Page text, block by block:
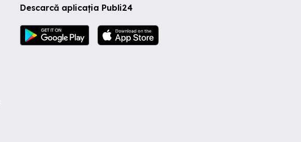
Descarcă aplicația Publi24